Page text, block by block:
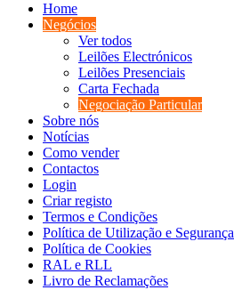
Home
Negócios
Ver todos
Leilões Electrónicos
Leilões Presenciais
Carta Fechada
Negociação Particular
Sobre nós
Notícias
Como vender
Contactos
Login
Criar registo
Termos e Condições
Política de Utilização e Segurança
Política de Cookies
RAL e RLL
Livro de Reclamações